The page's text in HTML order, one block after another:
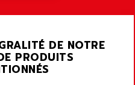
DE NOTRE
PRODUITS